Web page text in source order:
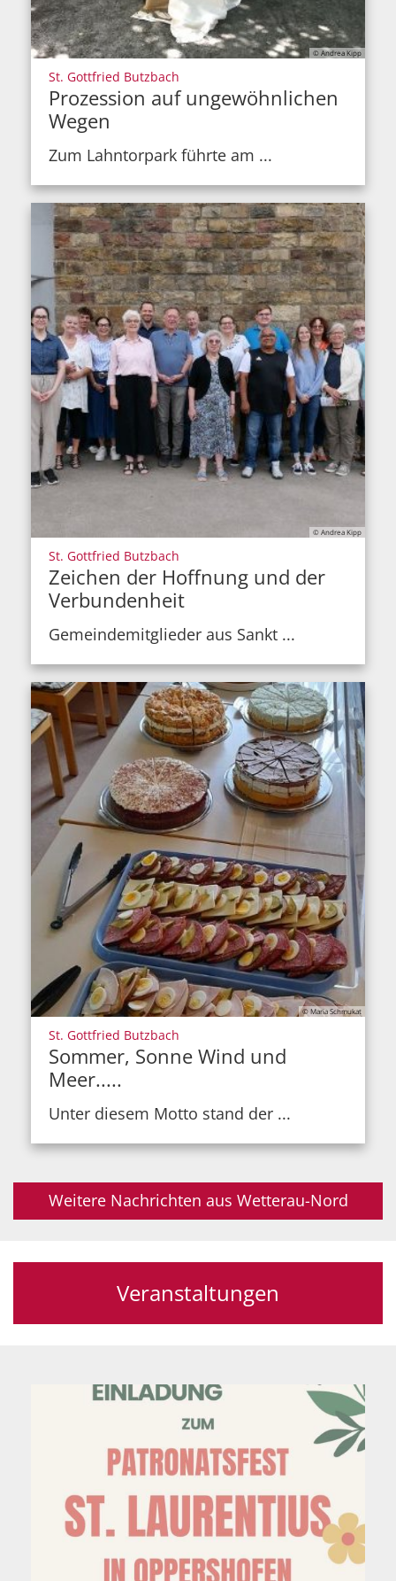
© Andrea Kipp
St. Gottfried Butzbach
Prozession auf ungewöhnlichen
Wegen
Zum Lahntorpark führte am ...
© Andrea Kipp
St. Gottfried Butzbach
Zeichen der Hoffnung und der
Verbundenheit
Gemeindemitglieder aus Sankt ...
© Maria Schmukat
St. Gottfried Butzbach
Sommer, Sonne Wind und
Meer.....
Unter diesem Motto stand der ...
Weitere Nachrichten aus Wetterau-Nord
Veranstaltungen